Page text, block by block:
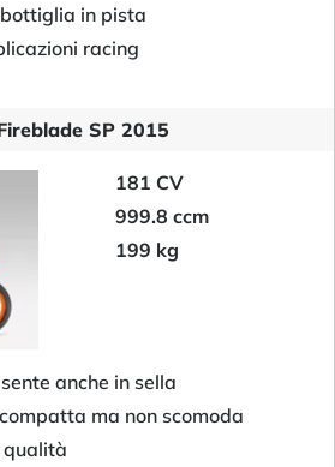
in pista
racing
SP 2015
181 CV
999.8 ccm
199 kg
anche in sella
ma non scomoda
qualità